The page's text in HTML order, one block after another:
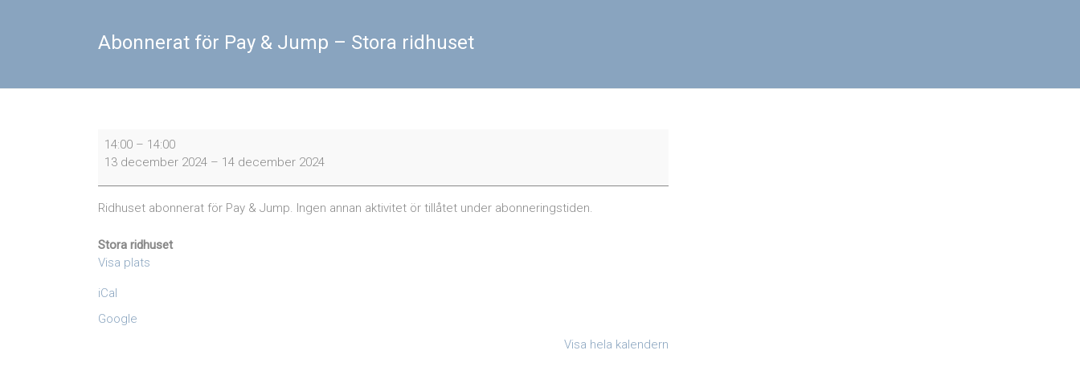
Abonnerat för Pay & Jump – Stora ridhuset
Abonnerat
för
&
Jump
Stora
ridhuset
14:00 – 14:00
13 december 2024 – 14 december 2024
Ridhuset abonnerat för Pay & Jump. Ingen annan aktivitet ör tillåtet under abonneringstiden.
Stora ridhuset
Visa plats
iCal
Google
Visa hela kalendern